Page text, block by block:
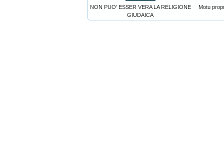
NON PUO' ESSER VERA LA RELIGIONE
GIUDAICA
Motu